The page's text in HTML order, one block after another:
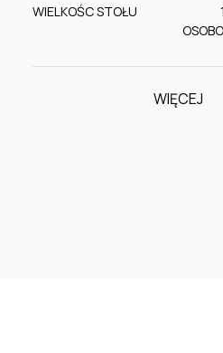
WIELKOŚC STOŁU
WIĘCEJ